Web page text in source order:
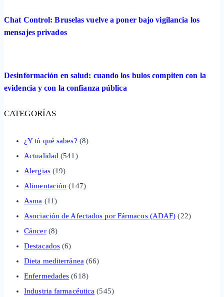
Chat Control: Bruselas vuelve a poner bajo vigilancia los
mensajes privados
Desinformación en salud: cuando los bulos compiten con la
evidencia y con la confianza pública
CATEGORÍAS
¿Y tú qué sabes? (8)
Actualidad (541)
Alergias(19)
Alimentación (147)
Asma (11)
Asociación de Afectados por Fármacos (ADAF) (22)
Cáncer(8)
Destacados (6)
Dieta mediterránea (66)
Enfermedades (618)
Industria farmacéutica (545)